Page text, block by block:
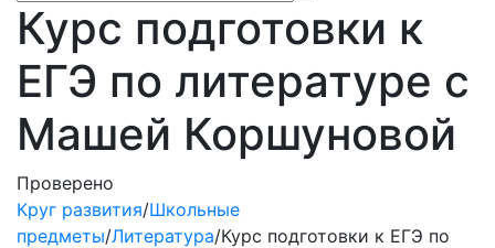
Курс подготовки к
ЕГЭ по литературе с
Машей Коршуновой
Проверено
Круг развития/Школьные
предметы/Литература/Курс подготовки к ЕГЭ по